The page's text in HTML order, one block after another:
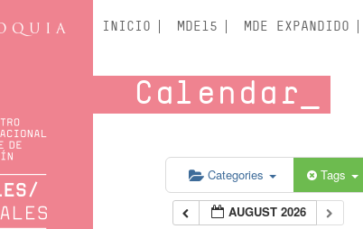
INICIO MDE15 MDE EXPANDIDO
Calendar
Categories Tags
AUGUST 2026